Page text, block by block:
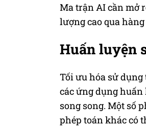
Ma trận AI cần mở
lượng cao qua
Huấn luyện
Tối ưu hóa sử
các ứng dụng
song song. Một số
phép toán khác có